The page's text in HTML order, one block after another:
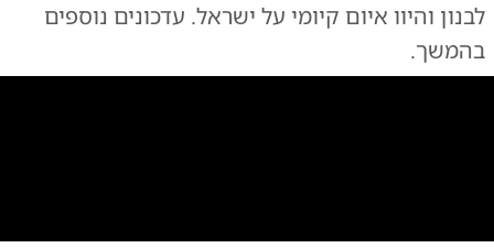
לבנון והיוו איום קיומי על ישראל. עדכונים נוספים
בהמשך.